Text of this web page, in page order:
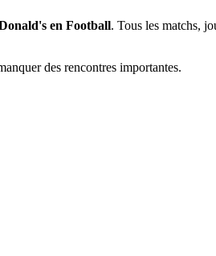
en Football. Tous les matchs,
des rencontres importantes.